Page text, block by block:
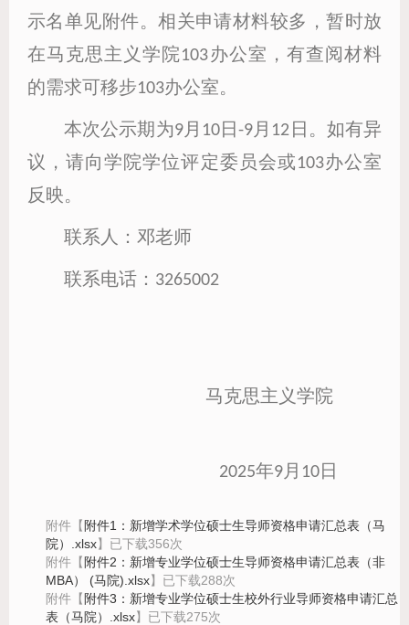
示名单见附件。相关申请材料较多，暂时放
在马克思主义学院103办公室，有查阅材料
的需求可移步103办公室。
本次公示期为9月10日-9月12日。如有异
议，请向学院学位评定委员会或103办公室
反映。
联系人：邓老师
联系电话：3265002
马克思主义学院
2025年9月10日
附件【 附件1：新增学术学位硕士生导师资格申请汇总表（马
院）.xlsx】已下载356次
附件【 附件2：新增专业学位硕士生导师资格申请汇总表（非
MBA） (马院).xlsx】已下载288次
附件【 附件3：新增专业学位硕士生校外行业导师资格申请汇总
表（马院）.xlsx】已下载275次